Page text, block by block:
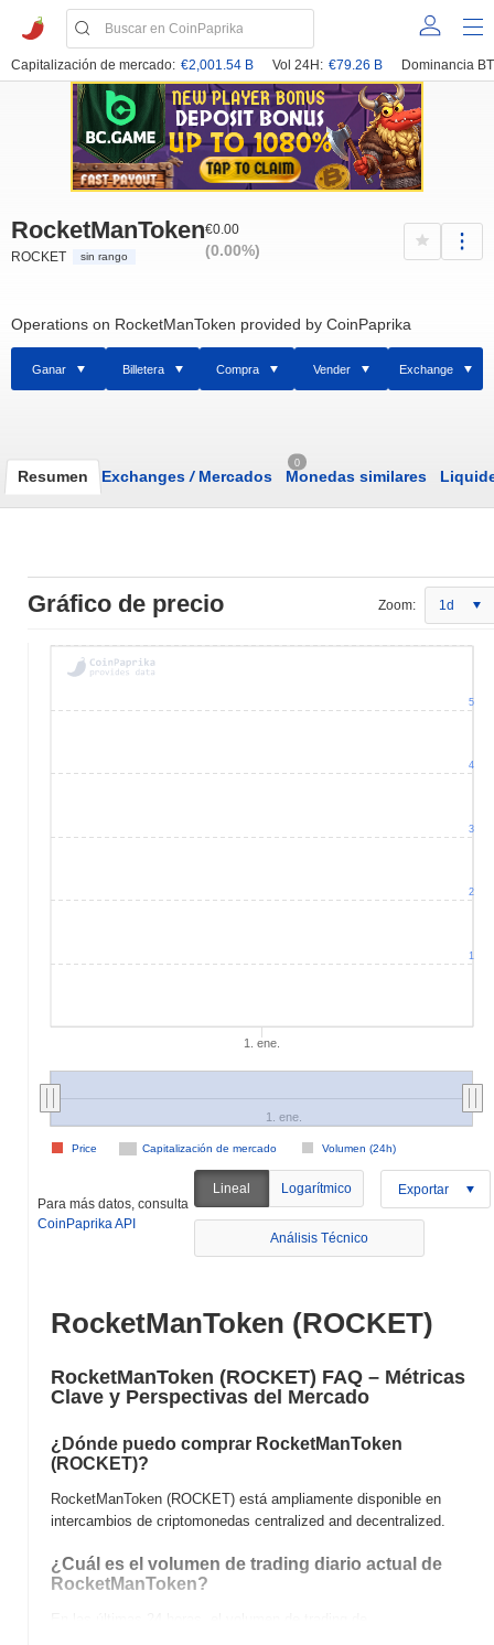
Capitalización de mercado: €2,001.54 B Vol 24H: €79.26 B Dominancia
RocketManToken
ROCKET sin rango
€0.00
(0.00%)
Operations on RocketManToken provided by CoinPaprika
Ganar Billetera Compra Vender Exchange
Resumen Exchanges /Mercados
0
Monedas similares
Gráfico de precio Zoom: 1d
1. ene.
Capitalización de mercado Volumen (24h)
Price
1. ene.
1
2
3
4
5
Para más datos, consulta
CoinPaprika API
Lineal Logarítmico Exportar
Análisis Técnico
RocketManToken (ROCKET)
RocketManToken (ROCKET) FAQ – Métricas
Clave y Perspectivas del Mercado
¿Dónde puedo comprar RocketManToken
(ROCKET)?
RocketManToken (ROCKET) está ampliamente disponible en
intercambios de criptomonedas centralized and decentralized.
¿Cuál es el volumen de trading diario actual de
RocketManToken?